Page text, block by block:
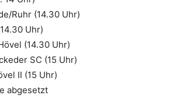
Ruhr (14.30 Uhr)
Uhr)
(14.30 Uhr)
SC (15 Uhr)
II (15 Uhr)
abgesetzt